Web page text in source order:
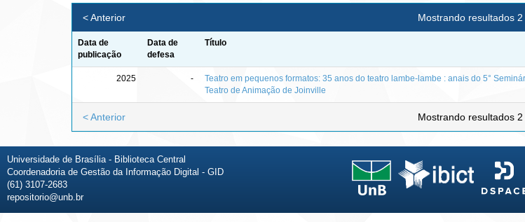
Mostrando resultados
< Anterior
Data de
publicação
Data de
defesa
Título
2025 -
Teatro em pequenos formatos: 35 anos do teatro lambe-lambe : anais do 5°
Teatro de Animação de Joinville
Mostrando resultados
< Anterior
Universidade de Brasília - Biblioteca Central
Coordenadoria de Gestão da Informação Digital - GID
(61) 3107-2683
repositorio@unb.br